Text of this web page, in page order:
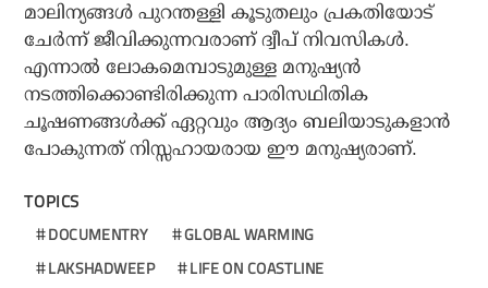
മാലിന്യങ്ങള്‍ പുറന്തള്ളി കൂടുതലും പ്രകതിയോട്
ചേര്‍ന്ന് ജീവിക്കുന്നവരാണ് ദ്വീപ് നിവസികള്‍.
എന്നാല്‍ ലോകമെമ്പാടുമുള്ള മനുഷ്യന്‍
നടത്തിക്കൊണ്ടിരിക്കുന്ന പാരിസഥിതിക
ചൂഷണങ്ങള്‍ക്ക് ഏറ്റവും ആദ്യം ബലിയാടുകളാന്‍
പോകുന്നത് നിസ്സഹായരായ ഈ മനുഷ്യരാണ്.
TOPICS
DOCUMENTRY
GLOBAL WARMING
LAKSHADWEEP
LIFE ON COASTLINE